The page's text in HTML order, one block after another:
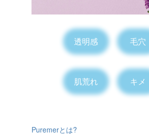
透明感 毛穴
肌荒れ キメ
Puremerとは?